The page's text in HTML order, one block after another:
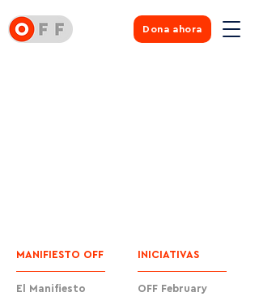
Dona ahora
MANIFIESTO OFF
El Manifiesto
INICIATIVAS
OFF February